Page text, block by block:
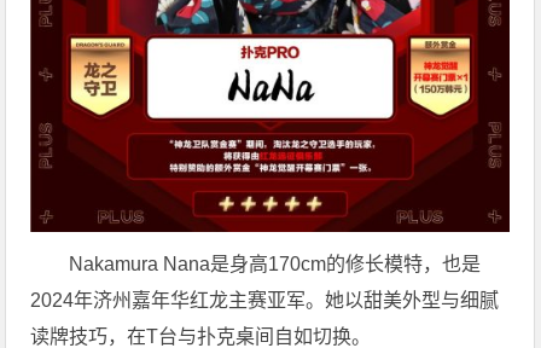
Nakamura Nana是身高170cm的修长模特，也是
2024年济州嘉年华红龙主赛亚军。她以甜美外型与细腻
读牌技巧，在T台与扑克桌间自如切换。